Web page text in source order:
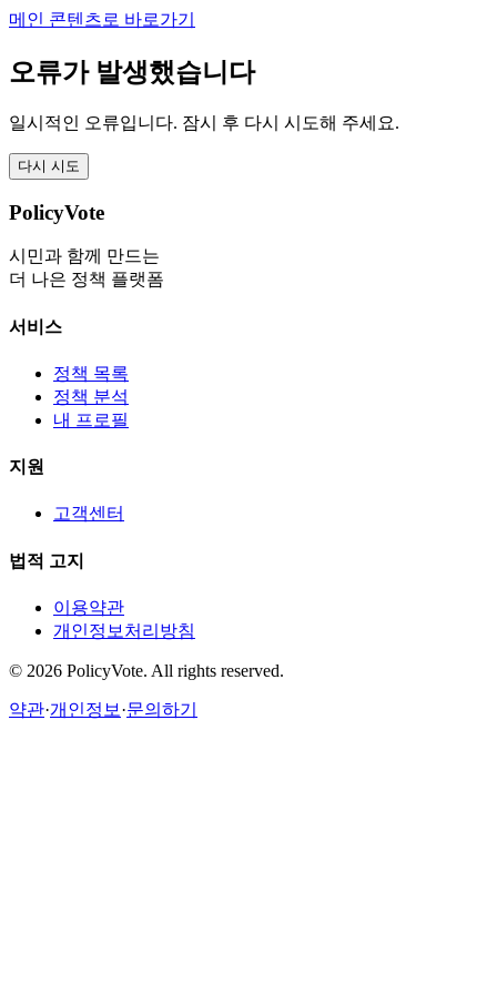
메인 콘텐츠로 바로가기
오류가 발생했습니다
일시적인 오류입니다. 잠시 후 다시 시도해 주세요.
다시 시도
PolicyVote
시민과 함께 만드는
더 나은 정책 플랫폼
서비스
정책 목록
정책 분석
내 프로필
지원
고객센터
법적 고지
이용약관
개인정보처리방침
© 2026 PolicyVote. All rights reserved.
약관·개인정보 ·문의하기